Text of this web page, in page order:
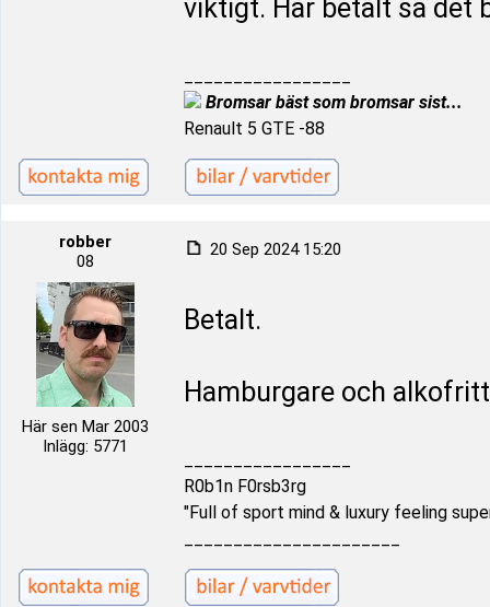
viktigt. Har betalt så det
Bromsar bäst som bromsar sist...
Renault 5 GTE -88
robber
08
Här sen Mar 2003
Inlägg: 5771
20 Sep 2024 15:20
Betalt.
Hamburgare och
R0b1n F0rsb3rg
"Full of sport mind & luxury feeling